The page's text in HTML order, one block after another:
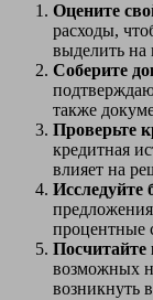
Оцените
расходы,
выделить на
Соберите
также
Проверьте
кредитная
влияет на
Исследуйте
процентные
возможных
возникнуть